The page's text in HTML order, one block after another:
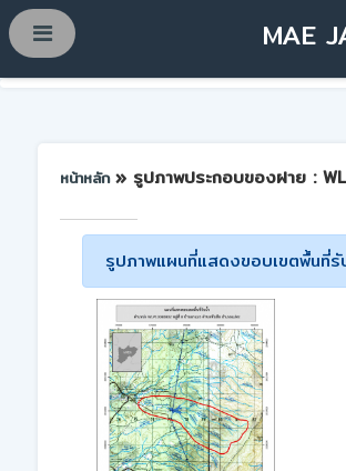
MAE
หน้าหลัก » รูปภาพประกอบของฝาย :
รูปภาพแผนที่แสดงขอบเขตพื้นที่รั